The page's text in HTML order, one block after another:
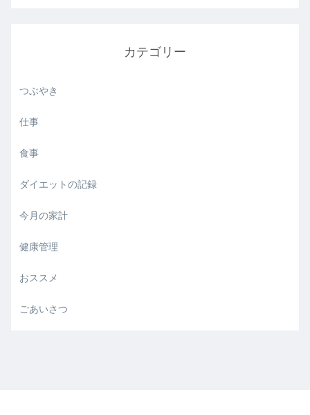
カテゴリー
つぶやき
仕事
食事
ダイエットの記録
今月の家計
健康管理
おススメ
ごあいさつ